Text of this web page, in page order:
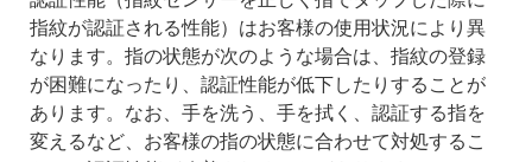
指紋が認証される性能）はお客様の使用状況により異
なります。指の状態が次のような場合は、指紋の登録
が困難になったり、認証性能が低下したりすることが
あります。なお、手を洗う、手を拭く、認証する指を
変えるなど、お客様の指の状態に合わせて対処するこ